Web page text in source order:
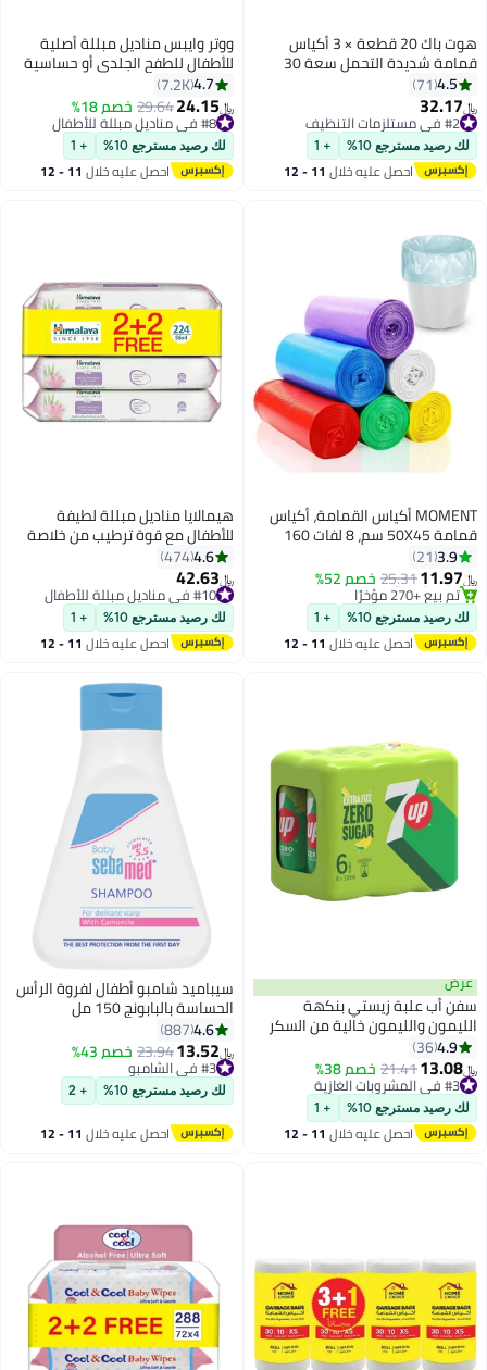
هوت باك 20 قطعة × 3 أكياس
قمامة شديدة التحمل سعة 30
جالون
4.5
71
﷼‏32.17
#2 في مستلزمات التنظيف
تم بيع +260 مؤخرًا
#2 في مستلزمات التنظيف
لك رصيد مسترجع 10% + 1
احصل عليه خلال 11 - 12
اغسطس
ووتر وايبس مناديل مبللة أصلية
للأطفال للطفح الجلدي أو حساسية
الجلد، 60 قطعة
4.7
7.2K
﷼‏24.15
29.64خصم 18% #8 في مناديل مبللة للأطفال
أقل سعر في 30 يوم
#8 في مناديل مبللة للأطفال
لك رصيد مسترجع 10% + 1
احصل عليه خلال 11 - 12
اغسطس
MOMENT أكياس القمامة، أكياس
قمامة 50X45 سم، 8 لفات 160
كيس بكميات كبيرة
3.9
21
﷼‏11.97
25.31خصم 52%
#6 في مستلزمات التنظيف
بتخلّص بسرعة
تم بيع +270 مؤخرًا
#6 في مستلزمات التنظيف
لك رصيد مسترجع 10% + 1
احصل عليه خلال 11 - 12
هيمالايا مناديل مبللة لطيفة
للأطفال مع قوة ترطيب من خلاصة
الصبار، عبوة من 4 قطع، 224 قطعة
4.6
474
﷼‏42.63
#10 في مناديل مبللة للأطفال
#10 في مناديل مبللة للأطفال
لك رصيد مسترجع 10% + 1
احصل عليه خلال 11 - 12
عرض
سفن أب علبة زيستي بنكهة
الليمون والليمون خالية من السكر
4.9
36
﷼‏13.08
21.41خصم 38% #3 في المشروبات الغازية
تم بيع +350 مؤخرًا
#3 في المشروبات الغازية
لك رصيد مسترجع 10% + 1
احصل عليه خلال 11 - 12
سيباميد شامبو أطفال لفروة الرأس
الحساسة بالبابونج 150 مل
4.6
887
﷼‏13.52
23.94خصم 43% #3 في الشامبو
تم بيع +120 مؤخرًا
#3 في الشامبو
لك رصيد مسترجع 10% + 2
احصل عليه خلال 11 - 12